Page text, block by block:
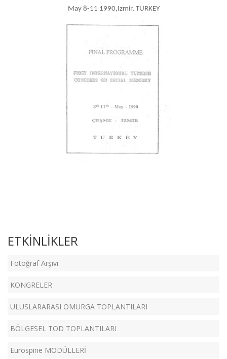
May 8-11 1990,Izmir, TURKEY
ETKİNLİKLER
Fotoğraf Arşivi
KONGRELER
ULUSLARARASI OMURGA TOPLANTILARI
BÖLGESEL TOD TOPLANTILARI
Eurospine MODÜLLERİ